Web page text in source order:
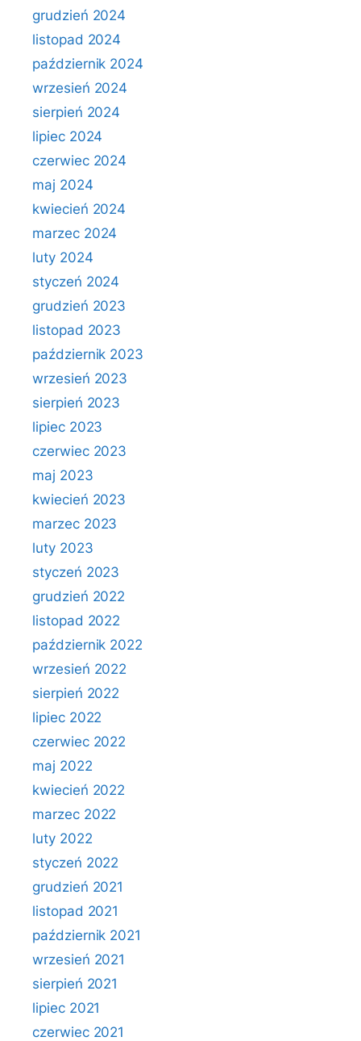
grudzień 2024
listopad 2024
październik 2024
wrzesień 2024
sierpień 2024
lipiec 2024
czerwiec 2024
maj 2024
kwiecień 2024
marzec 2024
luty 2024
styczeń 2024
grudzień 2023
listopad 2023
październik 2023
wrzesień 2023
sierpień 2023
lipiec 2023
czerwiec 2023
maj 2023
kwiecień 2023
marzec 2023
luty 2023
styczeń 2023
grudzień 2022
listopad 2022
październik 2022
wrzesień 2022
sierpień 2022
lipiec 2022
czerwiec 2022
maj 2022
kwiecień 2022
marzec 2022
luty 2022
styczeń 2022
grudzień 2021
listopad 2021
październik 2021
wrzesień 2021
sierpień 2021
lipiec 2021
czerwiec 2021